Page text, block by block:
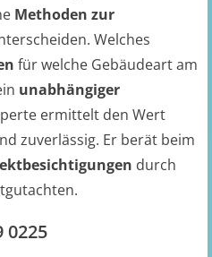
Methoden zur
Welches
für welche Gebäudeart am
unabhängiger
ermittelt den Wert
zuverlässig. Er berät beim
durch
0225